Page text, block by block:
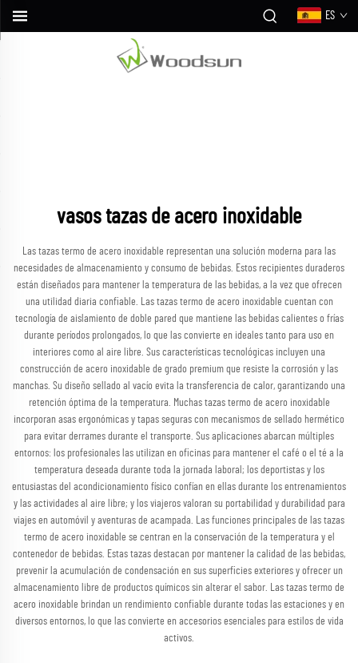
ES
vasos tazas de acero inoxidable
Las tazas termo de acero inoxidable representan una solución moderna para las
necesidades de almacenamiento y consumo de bebidas. Estos recipientes duraderos
están diseñados para mantener la temperatura de las bebidas, a la vez que ofrecen
una utilidad diaria confiable. Las tazas termo de acero inoxidable cuentan con
tecnología de aislamiento de doble pared que mantiene las bebidas calientes o frías
durante períodos prolongados, lo que las convierte en ideales tanto para uso en
interiores como al aire libre. Sus características tecnológicas incluyen una
construcción de acero inoxidable de grado premium que resiste la corrosión y las
manchas. Su diseño sellado al vacío evita la transferencia de calor, garantizando una
retención óptima de la temperatura. Muchas tazas termo de acero inoxidable
incorporan asas ergonómicas y tapas seguras con mecanismos de sellado hermético
para evitar derrames durante el transporte. Sus aplicaciones abarcan múltiples
entornos: los profesionales las utilizan en oficinas para mantener el café o el té a la
temperatura deseada durante toda la jornada laboral; los deportistas y los
entusiastas del acondicionamiento físico confían en ellas durante los entrenamientos
y las actividades al aire libre; y los viajeros valoran su portabilidad y durabilidad para
viajes en automóvil y aventuras de acampada. Las funciones principales de las tazas
termo de acero inoxidable se centran en la conservación de la temperatura y el
contenedor de bebidas. Estas tazas destacan por mantener la calidad de las bebidas,
prevenir la acumulación de condensación en sus superficies exteriores y ofrecer un
almacenamiento libre de productos químicos sin alterar el sabor. Las tazas termo de
acero inoxidable brindan un rendimiento confiable durante todas las estaciones y en
diversos entornos, lo que las convierte en accesorios esenciales para estilos de vida
activos.